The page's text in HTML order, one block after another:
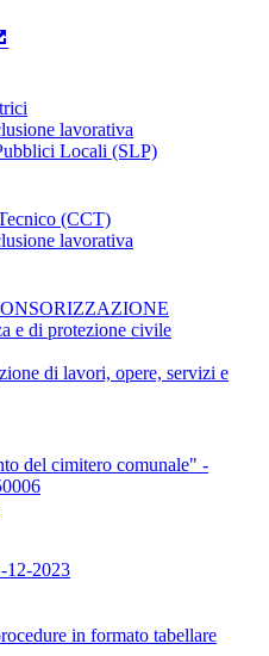
lavorativa
Locali (SLP)
(CCT)
lavorativa
e di protezione civile
di lavori, opere, servizi e
del cimitero comunale" -
12-2023
in formato tabellare